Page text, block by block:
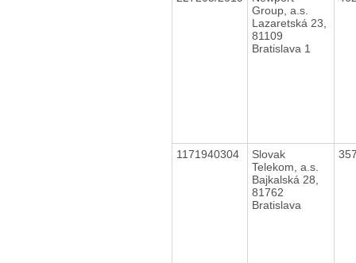
Group, a.s.
Lazaretská 23,
81109
Bratislava 1
1171940304
Slovak
Telekom, a.s.
Bajkalská 28,
81762
Bratislava